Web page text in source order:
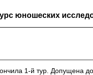
юношеских
1-й тур. Допущена